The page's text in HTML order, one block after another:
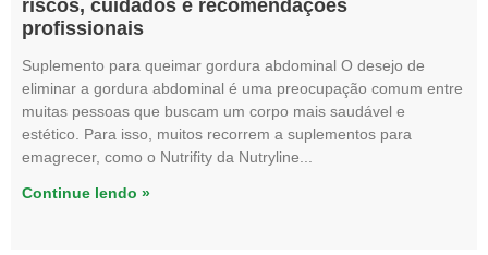
riscos, cuidados e recomendações
profissionais
Suplemento para queimar gordura abdominal O desejo de
eliminar a gordura abdominal é uma preocupação comum entre
muitas pessoas que buscam um corpo mais saudável e
estético. Para isso, muitos recorrem a suplementos para
emagrecer, como o Nutrifity da Nutryline
Continue lendo »